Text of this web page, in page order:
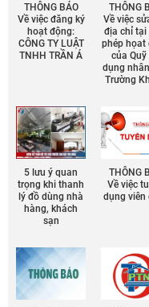
THÔNG BÁO
Về việc đăng ký
hoạt động:
CÔNG TY LUẬT
TNHH TRẦN Á
THÔNG
Về việc
địa chỉ tại
phép họat
của Quỹ
dụng
Trường
5 lưu ý quan
trọng khi thanh
lý đồ dùng nhà
hàng, khách
sạn
THÔNG
Về việc
dụng viên